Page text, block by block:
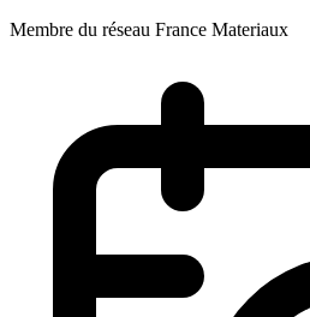
Membre du réseau France Materiaux